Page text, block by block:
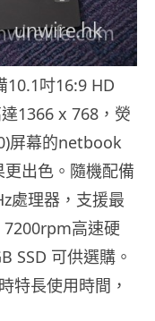
吋16:9 HD
1366 x 768，熒
屏幕的netbook
出色。隨機配備
處理器，支援最
7200rpm高速硬
SSD 可供選購。
特長使用時間，